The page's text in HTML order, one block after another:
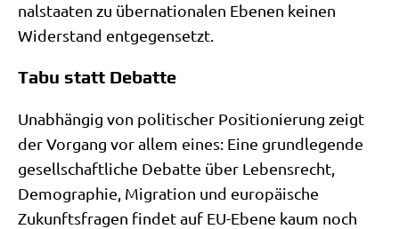
nal­staa­ten zu über­na­tio­na­len Ebe­nen kei­nen
Wider­stand entgegensetzt.
Tabu statt Debatte
Unab­hän­gig von poli­ti­scher Posi­tio­nie­rung zeigt
der Vor­gang vor allem eines: Eine grund­le­gen­de
gesell­schaft­li­che Debat­te über Lebens­recht,
Demo­gra­phie, Migra­ti­on und euro­päi­sche
Zukunfts­fra­gen fin­det auf EU-Ebe­ne kaum noch